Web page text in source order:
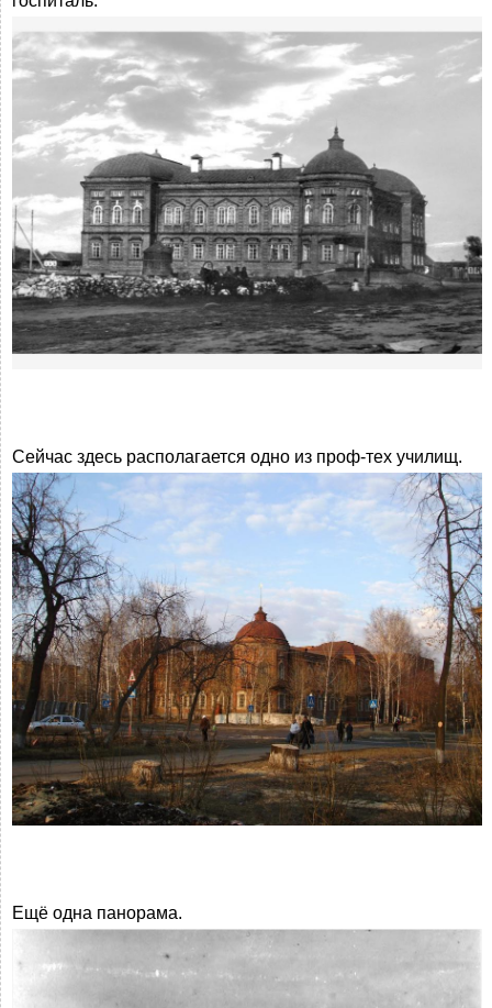
Сейчас здесь располагается одно из проф-тех училищ.
Ещё одна панорама.